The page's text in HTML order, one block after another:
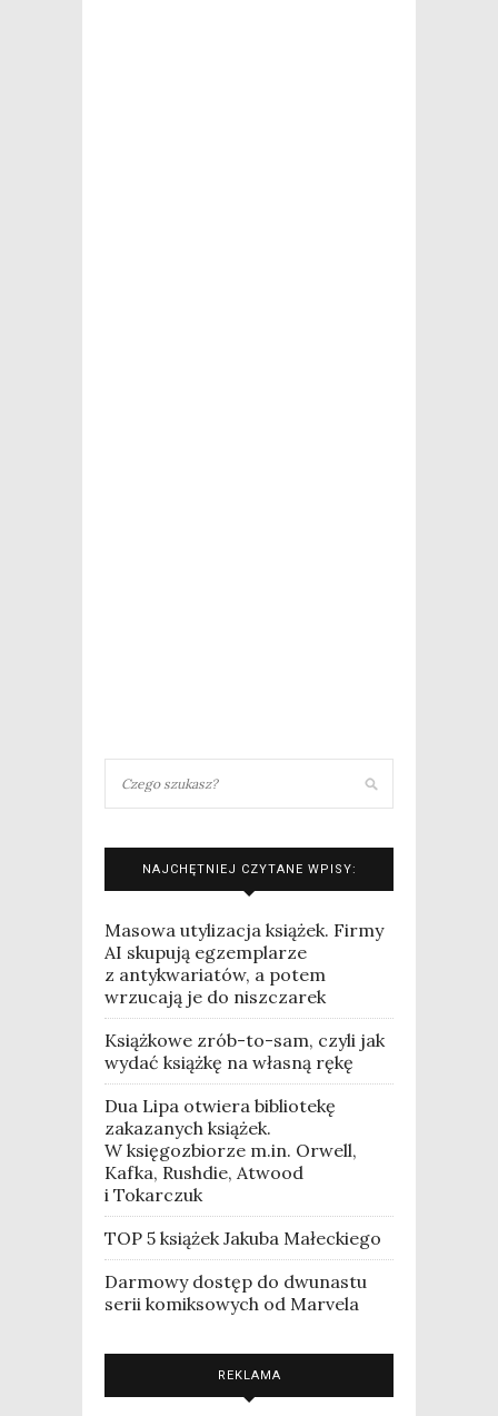
NAJCHĘTNIEJ CZYTANE WPISY:
Masowa utylizacja książek. Firmy
AI skupują egzemplarze
z antykwariatów, a potem
wrzucają je do niszczarek
Książkowe zrób-to-sam, czyli jak
wydać książkę na własną rękę
Dua Lipa otwiera bibliotekę
zakazanych książek.
W księgozbiorze m.in. Orwell,
Kafka, Rushdie, Atwood
i Tokarczuk
TOP 5 książek Jakuba Małeckiego
Darmowy dostęp do dwunastu
serii komiksowych od Marvela
REKLAMA